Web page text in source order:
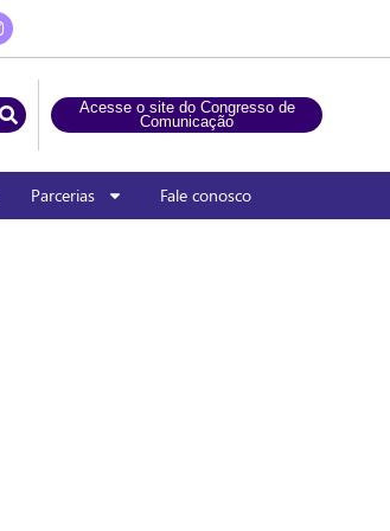
Acesse o site do Congresso de
Comunicação
Parcerias Fale conosco